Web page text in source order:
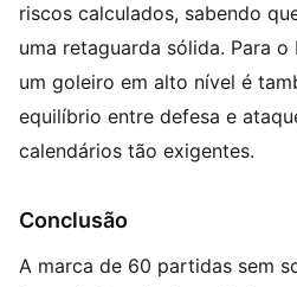
riscos calculados, sabendo
uma retaguarda sólida. Para
um goleiro em alto nível é
equilíbrio entre defesa e
calendários tão exigentes.
Conclusão
A marca de 60 partidas sem